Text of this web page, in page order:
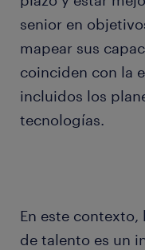
senior en
mapear sus
coinciden con la
incluidos los
tecnologías.
En este
de talento es un